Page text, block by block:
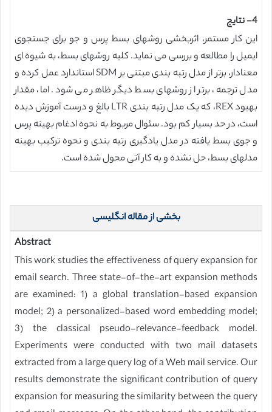
4- نتایج
این کار مستمر، اثربخشی روشهای بسط پرس و جو برای جستجوی
ایمیل را مطالعه و بررسی می نماید. کلیه روشهای بسط، به شیوه ای
معنادار، برتر از مدل رتبه بندی مبتنی بر SDM استاندارد عمل کرده و
مدل ترجمه، برتر از روشهای بسط دیگر ظاهر می شود. اما، مقدار
بهبود REX، که یک مدل رتبه بندی LTR بالغ و درست آموزش دیده
است، در حد بسیار کم بود. سئوال مربوط به نحوه ادغام بهینه پرس
و جوی بسط یافته در مدل یادگیری رتبه بندی و نحوه ترکیب بهینه
مدلهای بسط، حل نشده و به کار آتی محول شده است.
بخشی از مقاله انگلیسی
Abstract
This work studies the effectiveness of query expansion for
email search. Three state-of-the-art expansion methods
are examined: 1) a global translation-based expansion
model; 2) a personalized-based word embedding model;
3) the classical pseudo-relevance-feedback model.
Experiments were conducted with two mail datasets
extracted from a large query log of a Web mail service. Our
results demonstrate the significant contribution of query
expansion for measuring the similarity between the query